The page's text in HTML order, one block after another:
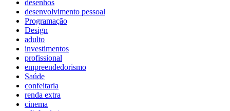
desenhos
desenvolvimento pessoal
Programação
Design
adulto
investimentos
profissional
empreendedorismo
Saúde
confeitaria
renda extra
cinema